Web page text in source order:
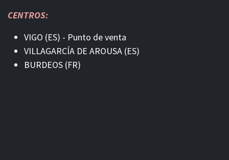
CENTROS:
VIGO (ES) - Punto de venta
VILLAGARCÍA DE AROUSA (ES)
BURDEOS (FR)